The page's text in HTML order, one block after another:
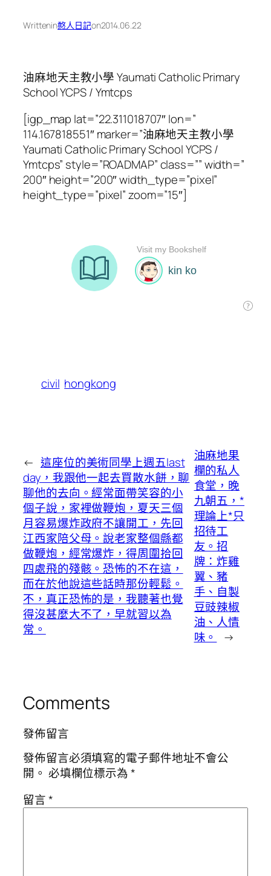
Writtenin憨人日記on2014.06.22
油麻地天主教小學 Yaumati Catholic Primary
School YCPS / Ymtcps
[igp_map lat=”22.311018707″ lon=”
114.167818551″ marker=”油麻地天主教小學
Yaumati Catholic Primary School YCPS /
Ymtcps” style=”ROADMAP” class=”” width=”
200″ height=”200″ width_type=”pixel”
height_type=”pixel” zoom=”15″]
civil hongkong
← 這座位的美術同學上週五last
day，我跟他一起去買散水餅，聊
聊他的去向。經常面帶笑容的小
個子說，家裡做鞭炮，夏天三個
月容易爆炸政府不讓開工，先回
江西家陪父母。說老家整個縣都
做鞭炮，經常爆炸，得周圍拾回
四處飛的殘骸。恐怖的不在這，
而在於他說這些話時那份輕鬆。
不，真正恐怖的是，我聽著也覺
得沒甚麼大不了，早就習以為
常。
油麻地果
欄的私人
食堂，晚
九朝五，*
理論上*只
招待工
友。招
牌：炸雞
翼、豬
手、自製
豆豉辣椒
油、人情
味。
→
Comments
發佈留言
發佈留言必須填寫的電子郵件地址不會公
開。 必填欄位標示為*
留言*